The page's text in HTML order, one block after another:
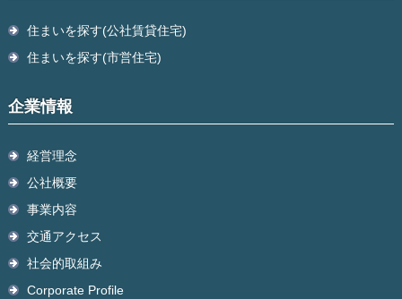
住まいを探す(公社賃貸住宅)
住まいを探す(市営住宅)
企業情報
経営理念
公社概要
事業内容
交通アクセス
社会的取組み
Corporate Profile